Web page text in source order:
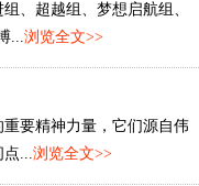
、超越组、梦想启航组、
...浏览全文>>
要精神力量，它们源自伟
点...浏览全文>>